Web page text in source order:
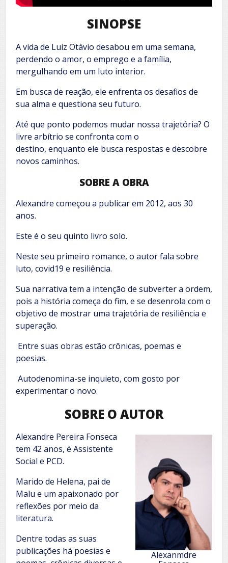
SINOPSE
A vida de Luiz Otávio desabou em uma semana,
perdendo o amor, o emprego e a família,
mergulhando em um luto interior.
Em busca de reação, ele enfrenta os desafios de
sua alma e questiona seu futuro.
Até que ponto podemos mudar nossa trajetória? O
livre arbítrio se confronta com o
destino, enquanto ele busca respostas e descobre
novos caminhos.
SOBRE A OBRA
Alexandre começou a publicar em 2012, aos 30
anos.
Este é o seu quinto livro solo.
Neste seu primeiro romance, o autor fala sobre
luto, covid19 e resiliência.
Sua narrativa tem a intenção de subverter a ordem,
pois a história começa do fim, e se desenrola com o
objetivo de mostrar uma trajetória de resiliência e
superação.
Entre suas obras estão crônicas, poemas e
poesias.
Autodenomina-se inquieto, com gosto por
experimentar o novo.
SOBRE O AUTOR
Alexanmdre
Alexandre Pereira Fonseca
tem 42 anos, é Assistente
Social e PCD.
Marido de Helena, pai de
Malu e um apaixonado por
reflexões por meio da
literatura.
Dentre todas as suas
publicações há poesias e